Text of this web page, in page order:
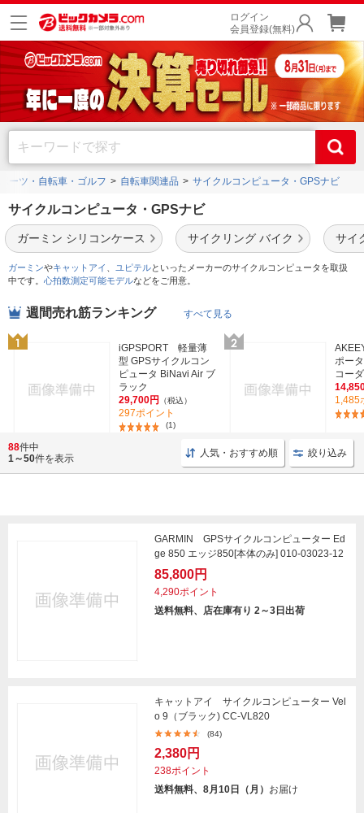
ログイン
会員登録(無料)
ーツ・自転車・ゴルフ 自転車関連品 サイクルコンピュータ・GPSナビ
サイクルコンピュータ・GPSナビ
ガーミン シリコンケース サイクリング バイク サイ
ガーミンやキャットアイ ユピテルといったメーカーのサイクルコンピュータを取扱
中です。 心拍数測定可能モデルなどをご用意。
週間売れ筋ランキング すべて見る
iGPSPORT 軽量薄
型 GPSサイクルコン
ピュータ BiNavi Air ブ
ラック
29,700円
（税込）
297ポイント
(1)
ポー
コー
1,485
88件中
1～50件を表示 人気・おすすめ順 絞り込み
GARMIN GPSサイクルコンピューター Ed
ge 850 エッジ850[本体のみ] 010-03023-12
85,800円
4,290ポイント
送料無料、店在庫有り 2～3日出荷
キャットアイ サイクルコンピューター Vel
o 9（ブラック) CC-VL820
(84)
2,380円
238ポイント
送料無料、8月10日（月） お届け